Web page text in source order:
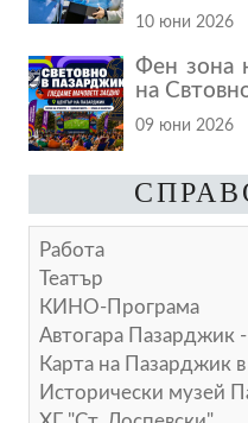
10 юни 2026
Фен зона
на
09 юни 2026
Работа
Театър
КИНО-Програма
Автогара Пазарджик
Карта на Пазарджик в
Исторически музей